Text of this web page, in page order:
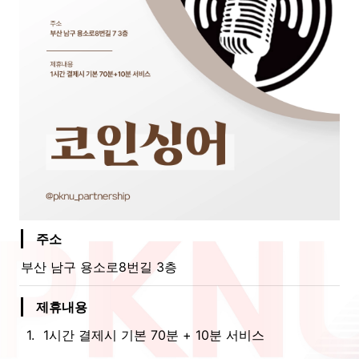
주소
부산 남구 용소로8번길 3층
제휴내용
1. 1시간 결제시 기본 70분 + 10분 서비스